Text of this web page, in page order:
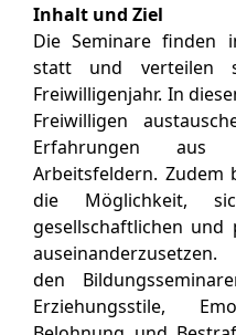
Inhalt und Ziel
Die Seminare finden
statt und verteilen
Freiwilligenjahr. In
Freiwilligen
Erfahrungen aus
Arbeitsfeldern. Zudem
die Möglichkeit,
gesellschaftlichen und
den
Erziehungsstile,